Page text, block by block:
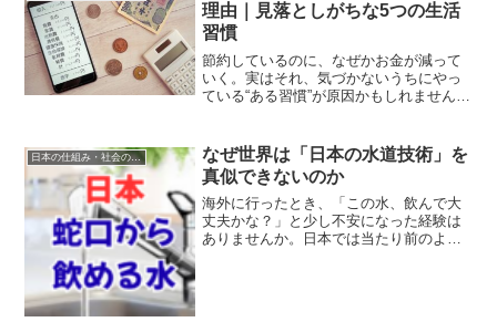
理由｜見落としがちな5つの生活
習慣
節約しているのに、なぜかお金が減って
いく。実はそれ、気づかないうちにやっ
ている“ある習慣”が原因かもしれません。
す。今回はその理由をわかりやすく整理
します。節約してるのにお...
日本の仕組み・社会の疑問
なぜ世界は「日本の水道技術」を
真似できないのか
海外に行ったとき、「この水、飲んで大
丈夫かな？」と少し不安になった経験は
ありませんか。日本では当たり前のよう